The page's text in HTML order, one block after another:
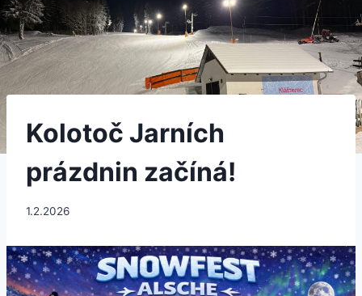
Kolotoč Jarních
prázdnin začíná!
1.2.2026